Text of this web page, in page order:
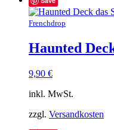
Frenchdrop
Haunted
9,90 €
inkl. MwSt.
zzgl. Versandkosten